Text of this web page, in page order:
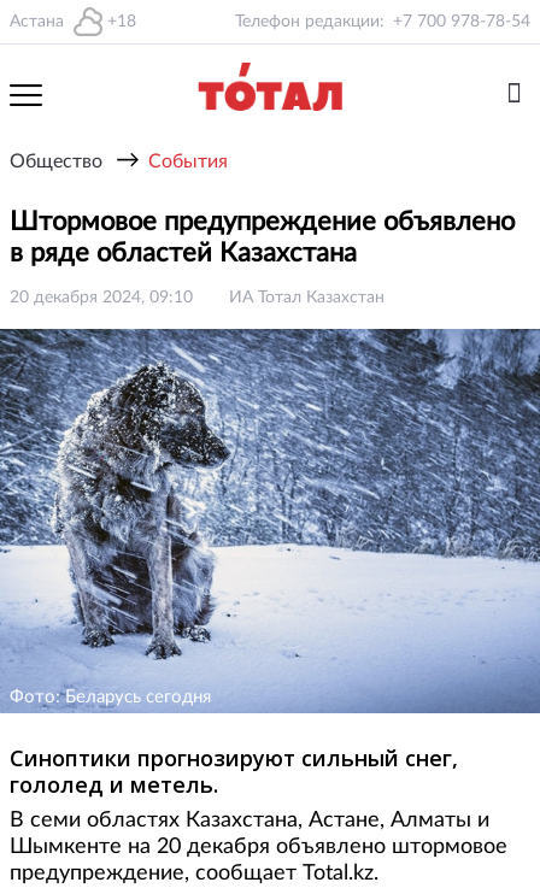
Астана +18 Телефон редакции: +7 700 978-78-54
Общество → События
Штормовое предупреждение объявлено
в ряде областей Казахстана
20 декабря 2024, 09:10 ИА Тотал Казахстан
Фото: Беларусь сегодня
Синоптики прогнозируют сильный снег,
гололед и метель.
В семи областях Казахстана, Астане, Алматы и
Шымкенте на 20 декабря объявлено штормовое
предупреждение, сообщает Total.kz.